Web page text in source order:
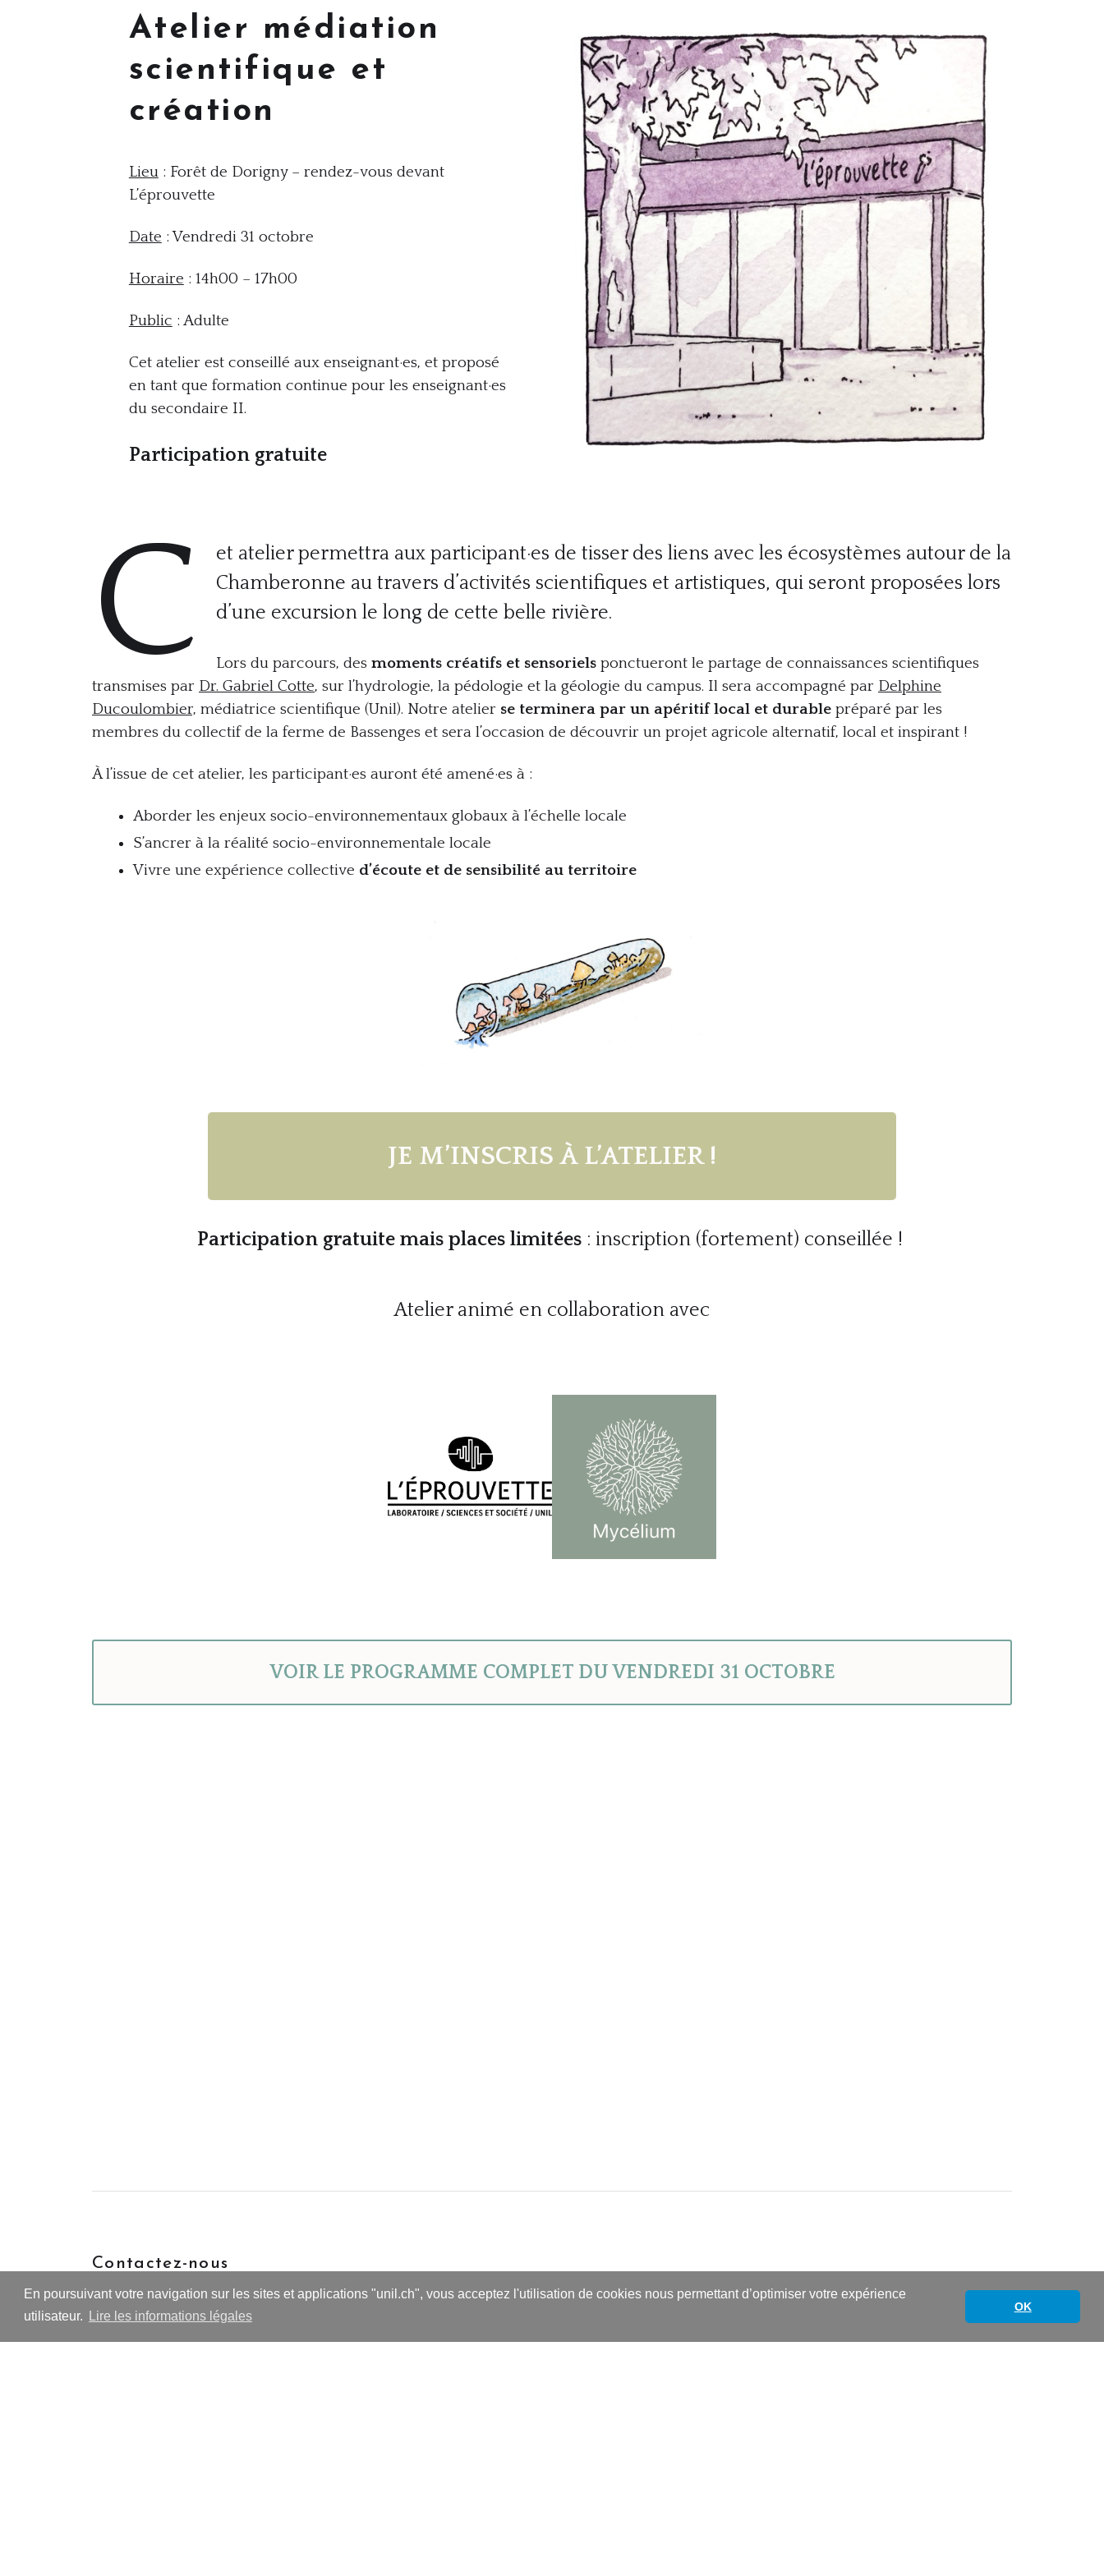
En poursuivant votre navigation sur les sites et applications "unil.ch", vous acceptez l'utilisation de cookies nous permettant d’optimiser votre expérience
utilisateur.
Lire les informations légales
OK
Atelier médiation
scientifique et
création
Lieu: Forêt de Dorigny – rendez-vous devant
L’éprouvette
Date : Vendredi 31 octobre
Horaire : 14h00 – 17h00
Public : Adulte
Cet atelier est conseillé aux enseignant·es, et proposé
en tant que formation continue pour les enseignant·es
du secondaire II.
Participation gratuite
C
et atelier permettra aux participant·es de tisser des liens avec les écosystèmes autour de la
Chamberonne au travers d’activités scientifiques et artistiques, qui seront proposées lors
d’une excursion le long de cette belle rivière.
Lors du parcours, desmoments créatifs et sensoriels ponctueront le partage de connaissances scientifiques
transmises par Dr. Gabriel Cotte, sur l’hydrologie, la pédologie et la géologie du campus. Il sera accompagné par Delphine
Ducoulombier, médiatrice scientifique (Unil). Notre atelier se terminera par un apéritif local et durable préparé par les
membres du collectif de la ferme de Bassenges et sera l’occasion de découvrir un projet agricole alternatif, local et inspirant !
À l’issue de cet atelier, les participant·es auront été amené·es à :
Aborder les enjeux socio-environnementaux globaux à l’échelle locale
S’ancrer à la réalité socio-environnementale locale
Vivre une expérience collective d’écoute et de sensibilité au territoire
JE M’INSCRIS À L’ATELIER !
Participation gratuite mais places limitées: inscription (fortement) conseillée !
Atelier animé en collaboration avec
VOIR LE PROGRAMME COMPLET DU VENDREDI 31 OCTOBRE
Contactez-nous
Instagram